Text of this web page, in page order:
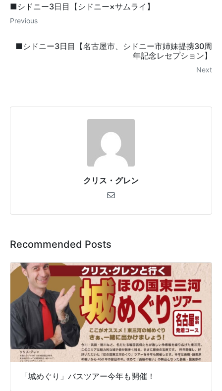
■シドニー3日目【シドニー×サムライ】
Previous
■シドニー3日目【名古屋市、シドニー市姉妹提携30周
年記念レセプション】
Next
クリス・グレン
Recommended Posts
「城めぐり」バスツアー今年も開催！